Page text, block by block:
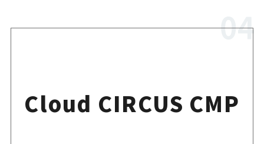
Cloud CIRCUS CMP